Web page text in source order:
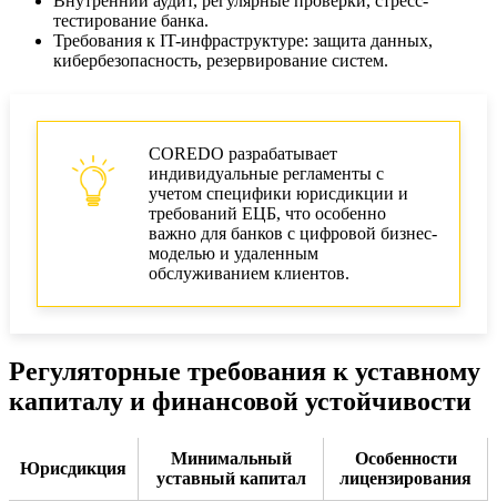
тестирование банка.
Требования к IT-инфраструктуре: защита данных,
кибербезопасность, резервирование систем.
COREDO разрабатывает
индивидуальные регламенты с
учетом специфики юрисдикции и
требований ЕЦБ, что особенно
важно для банков с цифровой бизнес-
моделью и удаленным
обслуживанием клиентов.
Регуляторные требования к уставному
капиталу и финансовой устойчивости
Юрисдикция
Минимальный
уставный капитал
Особенности
лицензирования